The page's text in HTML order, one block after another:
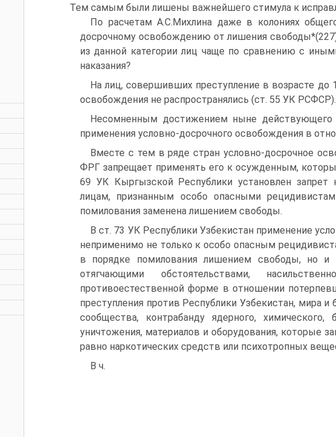
Тем самым были лишены важнейшего стимула к
По расчетам А.С.Михлина даже в колониях
досрочному освобождению от лишения
из данной категории лиц чаще по сравнению с
наказания?
На лиц, совершивших преступление в возрасте до
освобождения не распространялись (ст. 55 УК РСФСР).
Несомненным достижением ныне действующего
применения условно-досрочного освобождения в
Вместе с тем в ряде стран условно-досрочное
ФРГ запрещает применять его к осужденным,
69 УК Кыргызской Республики установлен запрет
лицам, признанным особо опасными
помилования заменена лишением свободы.
В ст. 73 УК Республики Узбекистан применение
неприменимо не только к особо опасным
в порядке помилования лишением свободы, но
отягчающими обстоятельствами,
противоестественной форме в отношении
преступления против Республики Узбекистан, мира и
сообщества, контрабанду ядерного,
уничтожения, материалов и оборудования, которые
равно наркотических средств или психотропных
В ч.